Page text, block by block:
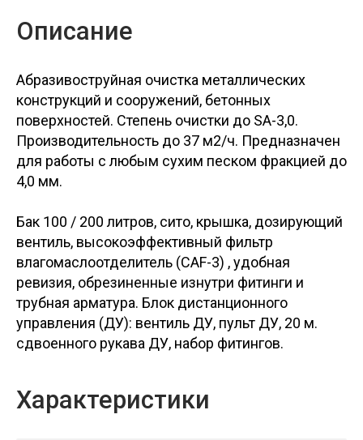
Описание
Абразивоструйная очистка металлических
конструкций и сооружений, бетонных
поверхностей. Степень очистки до SA-3,0.
Производительность до 37 м2/ч. Предназначен
для работы с любым сухим песком фракцией до
4,0 мм.
Бак 100 / 200 литров, сито, крышка, дозирующий
вентиль, высокоэффективный фильтр
влагомаслоотделитель (CAF-3) , удобная
ревизия, обрезиненные изнутри фитинги и
трубная арматура. Блок дистанционного
управления (ДУ): вентиль ДУ, пульт ДУ, 20 м.
сдвоенного рукава ДУ, набор фитингов.
Характеристики